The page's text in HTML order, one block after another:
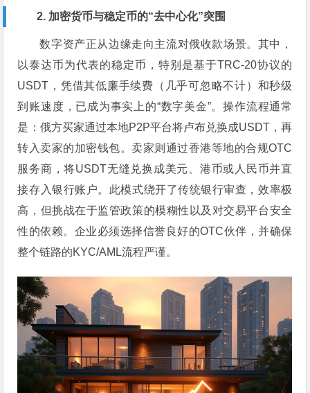
2. 加密货币与稳定币的“去中心化”突围
数字资产正从边缘走向主流对俄收款场景。其中，
以泰达币为代表的稳定币，特别是基于TRC-20协议的
USDT，凭借其低廉手续费（几乎可忽略不计）和秒级
到账速度，已成为事实上的“数字美金”。操作流程通常
是：俄方买家通过本地P2P平台将卢布兑换成USDT，再
转入卖家的加密钱包。卖家则通过香港等地的合规OTC
服务商，将USDT无缝兑换成美元、港币或人民币并直
接存入银行账户。此模式绕开了传统银行审查，效率极
高，但挑战在于监管政策的模糊性以及对交易平台安全
性的依赖。企业必须选择信誉良好的OTC伙伴，并确保
整个链路的KYC/AML流程严谨。